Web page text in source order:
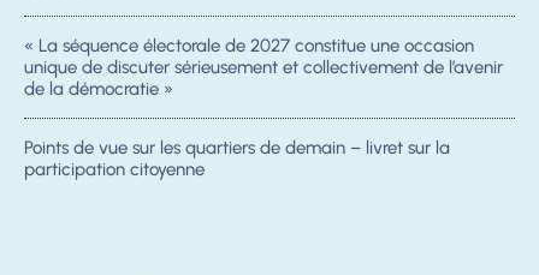
« La séquence électorale de 2027 constitue une occasion
unique de discuter sérieusement et collectivement de l’avenir
de la démocratie »
Points de vue sur les quartiers de demain – livret sur la
participation citoyenne